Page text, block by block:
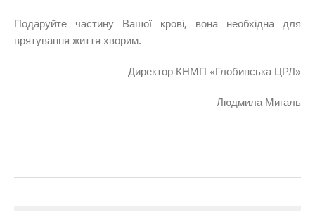
Подаруйте частину Вашої крові, вона необхідна для
врятування життя хворим.
Директор КНМП «Глобинська ЦРЛ»
Людмила Мигаль